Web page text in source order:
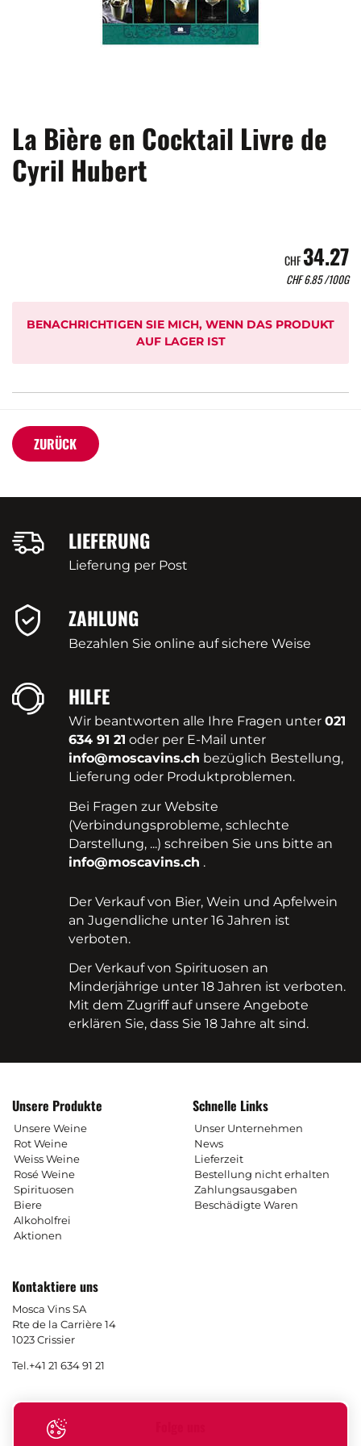
La Bière en Cocktail Livre de
Cyril Hubert
CHF34.27
CHF6.85/100G
BENACHRICHTIGEN SIE MICH, WENN DAS PRODUKT
AUF LAGER IST
ZURÜCK
LIEFERUNG
Lieferung per Post
ZAHLUNG
Bezahlen Sie online auf sichere Weise
HILFE
Wir beantworten alle Ihre Fragen unter021
634 91 21 oder per E-Mail unter
info@moscavins.ch bezüglich Bestellung,
Lieferung oder Produktproblemen.
Bei Fragen zur Website
(Verbindungsprobleme, schlechte
Darstellung, ...) schreiben Sie uns bitte an
info@moscavins.ch .
Der Verkauf von Bier, Wein und Apfelwein
an Jugendliche unter 16 Jahren ist
verboten.
Der Verkauf von Spirituosen an
Minderjährige unter 18 Jahren ist verboten.
Mit dem Zugriff auf unsere Angebote
erklären Sie, dass Sie 18 Jahre alt sind.
Unsere Produkte
Unsere Weine
Rot Weine
Weiss Weine
Rosé Weine
Spirituosen
Biere
Alkoholfrei
Aktionen
Schnelle Links
Unser Unternehmen
News
Lieferzeit
Bestellung nicht erhalten
Zahlungsausgaben
Beschädigte Waren
Kontaktiere uns
Mosca Vins SA
Rte de la Carrière 14
1023 Crissier
Tel.+41 21 634 91 21